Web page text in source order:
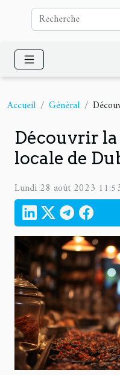
Accueil Général
Découvrir
locale de
Lundi 28 août 2023